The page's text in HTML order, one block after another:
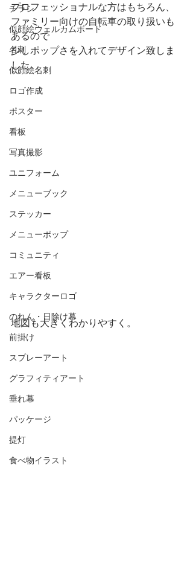
チラシ
似顔絵ウェルカムボード
名刺
似顔絵名刺
ロゴ作成
ポスター
看板
写真撮影
ユニフォーム
メニューブック
ステッカー
メニューポップ
コミュニティ
エアー看板
キャラクターロゴ
のれん・日除け幕
前掛け
スプレーアート
グラフィティアート
垂れ幕
パッケージ
提灯
食べ物イラスト
プロフェッショナルな方はもちろん、
ファミリー向けの自転車の取り扱いも
あるので
少しポップさを入れてデザイン致しま
した。
地図も大きくわかりやすく。